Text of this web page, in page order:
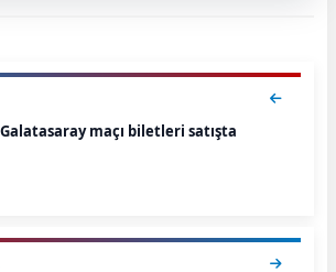
maçı biletleri satışta